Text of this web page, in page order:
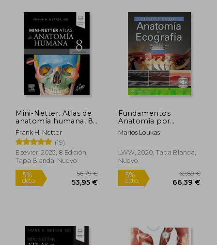
Mini-Netter. Atlas de
anatomía humana, 8a
ed
Frank H. Netter
(19)
Elsevier, 2023, 8 Edición,
Tapa Blanda, Nuevo
5%
dcto.
Fundamentos
Anatomia por
Ecografia
Marios Loukas
LWW, 2020, Tapa Blanda,
Nuevo
5%
dcto.